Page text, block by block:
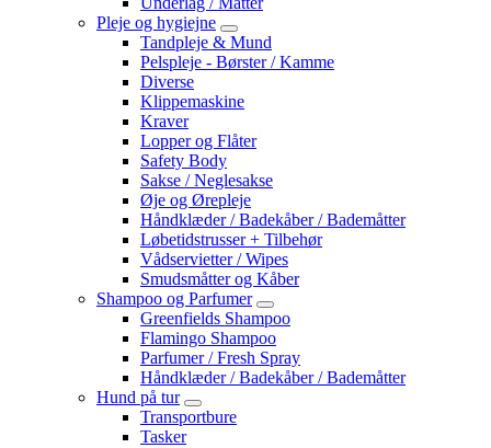
Pleje og hygiejne
Tandpleje & Mund
Pelspleje - Børster / Kamme
Diverse
Klippemaskine
Kraver
Lopper og Flåter
Safety Body
Sakse / Neglesakse
Øje og Ørepleje
Håndklæder / Badekåber / Bademåtter
Løbetidstrusser + Tilbehør
Vådservietter / Wipes
Smudsmåtter og Kåber
Shampoo og Parfumer
Greenfields Shampoo
Flamingo Shampoo
Parfumer / Fresh Spray
Håndklæder / Badekåber / Bademåtter
Hund på tur
Transportbure
Tasker